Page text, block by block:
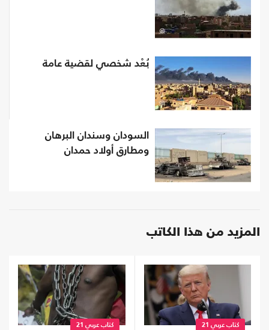
بُعْد شخصي لقضية عامة
السودان وسندان البرهان
ومطارق أولاد حمدان
المزيد من هذا الكاتب
كتاب عربي 21 كتاب عربي 21